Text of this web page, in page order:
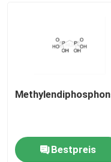
FÄLLE
Phosphoramiditen
Bestpreis